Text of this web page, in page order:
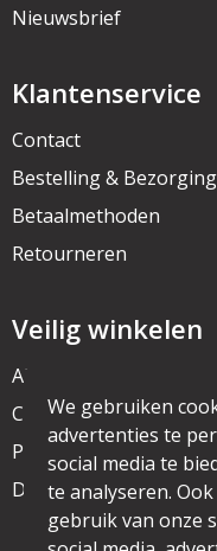
Nieuwsbrief
Klantenservice
Contact
Bestelling & Bezorging
Betaalmethoden
Retourneren
Veilig winkelen
Algemene voorwaarden
Cookieverklaring
Privacyverklaring
Disclaimer
We gebruiken
advertenties te
social media te
te analyseren.
gebruik van onze